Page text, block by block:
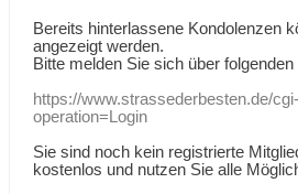
Bereits hinterlassene Kondolenzen
angezeigt werden.
Bitte melden Sie sich über folgenden
https://www.strassederbesten.de/
operation=Login
Sie sind noch kein registrierte
kostenlos und nutzen Sie alle